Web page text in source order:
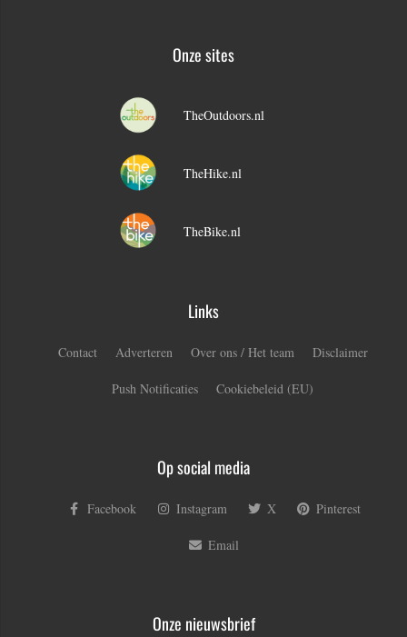
Onze sites
TheOutdoors.nl
TheHike.nl
TheBike.nl
Links
Contact Adverteren Over ons / Het team Disclaimer
Push Notificaties Cookiebeleid (EU)
Op social media
Facebook Instagram X Pinterest
Email
Onze nieuwsbrief